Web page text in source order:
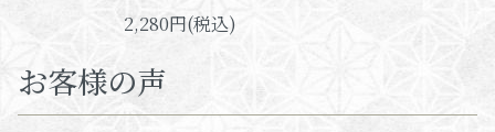
2,280円(税込)
お客様の声